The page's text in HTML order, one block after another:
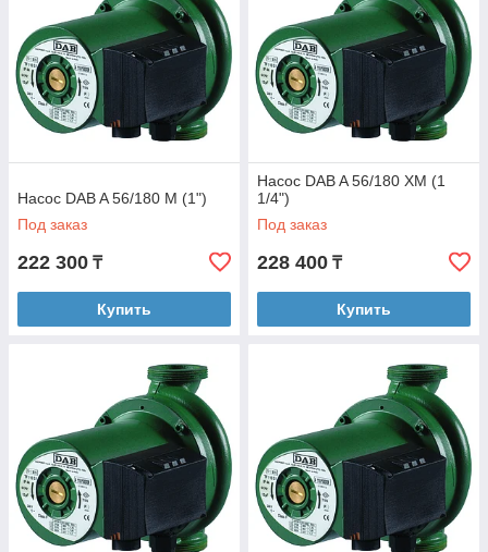
Насос DAB A 56/180 М (1")
Под заказ
222 300 ₸
Купить
Насос DAB A 56/180 ХМ (1
1/4")
Под заказ
228 400 ₸
Купить